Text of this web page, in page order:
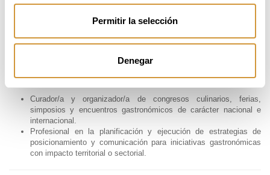
Permitir la selección
Denegar
Comunicación y Marketing Gastronómico
Responsable de comunicación y marketing para restaurantes,
Gestor/a de proyectos de comunicación gastronómica en
impulsan la gastronomía como motor de desarrollo económico.
Eventos y Gestión de Proyectos Gastronómicos
Curador/a y organizador/a de congresos culinarios, ferias,
simposios y encuentros gastronómicos de carácter nacional e
internacional.
Profesional en la planificación y ejecución de estrategias de
posicionamiento y comunicación para iniciativas gastronómicas
con impacto territorial o sectorial.